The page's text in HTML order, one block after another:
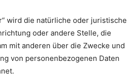
wird die natürliche oder juristische
oder andere Stelle, die
mit anderen über die Zwecke und
von personenbezogenen Daten